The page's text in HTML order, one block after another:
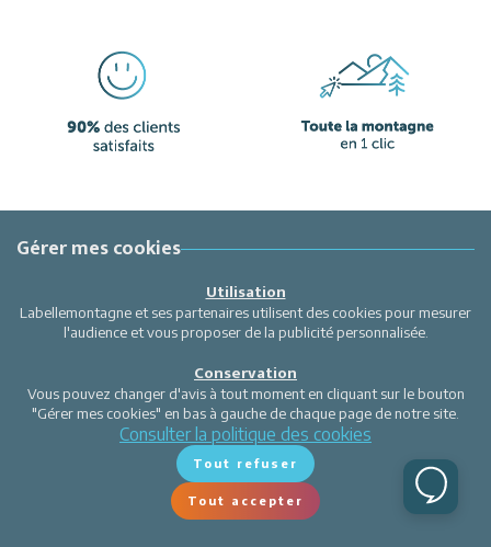
Gérer mes cookies
Utilisation
Labellemontagne et ses partenaires utilisent des cookies pour mesurer
l'audience et vous proposer de la publicité personnalisée.
Conservation
Vous pouvez changer d'avis à tout moment en cliquant sur le bouton
"Gérer mes cookies" en bas à gauche de chaque page de notre site.
Consulter la politique des cookies
Tout refuser
Tout accepter